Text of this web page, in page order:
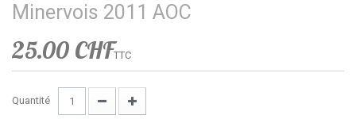
Minervois 2011 AOC
25.00 CHFTTC
Quantité